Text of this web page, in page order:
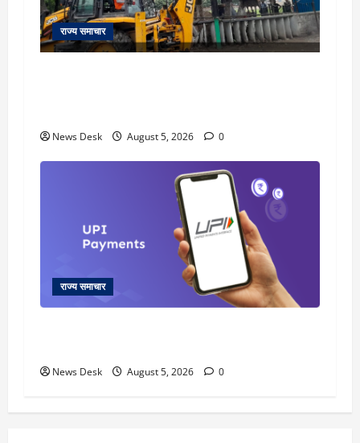
राज्य समाचार
News Desk August 5, 2026 0
राज्य समाचार
News Desk August 5, 2026 0